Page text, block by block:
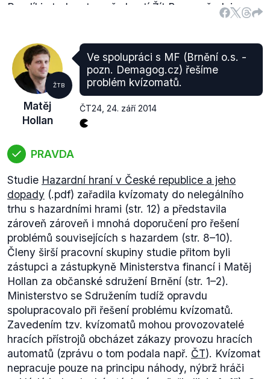
Rozdíl je tedy v tom, že hnutí Žít Brno požaduje
provozovny, kde se tyto loterijní hry vyskytují, v
zakázat provozování těchto her.
Na povrchní úpravu cílových subjektů a jiné
nedokonalosti vyhláškyupozorňovalo
vstupem vyhlášky v účinnost v lednu roku 2014.
Vyhláška mimo jiné vymezuje k provozování
hazardu několikpřílohou
vyhlášky) exkluzivně povoleno provozovat i hazard
"terminálového" a "automatového" typu, žetonové
a karetní loterie jsou pak povoleny všude mimo MČ
Brno - Královo pole. S tímto hnutí Źít Brno zásadně
nesouhlasilo, což vyjádřilo mimo jiné satirickým
článkem vyzdvihující provozovatele těchto heren,
společnost Kajot.
Výrok tedy hodnotíme jako pravdivý.
ŽTB
Matěj
Hollan
Ve spolupráci s MF (Brnění o.s. -
pozn. Demagog.cz) řešíme
problém kvízomatů.
ČT24 24. září 2014
PRAVDA
Studie Hazardní hraní v České republice a jeho
dopady (.pdf) zařadila kvízomaty do nelegálního
trhu s hazardními hrami (str. 12) a představila
zároveň zároveň i mnohá doporučení pro řešení
problémů souvisejících s hazardem (str. 8–10).
Členy širší pracovní skupiny studie přitom byli
zástupci a zástupkyně Ministerstva financí i Matěj
Hollan za občanské sdružení Brnění (str. 1–2).
Ministerstvo se Sdružením tudíž opravdu
spolupracovalo při řešení problému kvízomatů.
Zavedením tzv. kvízomatů mohou provozovatelé
hracích přístrojů obcházet zákazy provozu hracích
automatů (zprávu o tom podala např. ČT). Kvízomat
nepracuje pouze na principu náhody, nýbrž hráči